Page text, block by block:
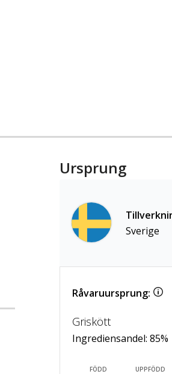
Ursprung
Sverige
Råvaruursprung:
Griskött
Ingrediensandel: 85%
FÖDD
UPPFÖDD